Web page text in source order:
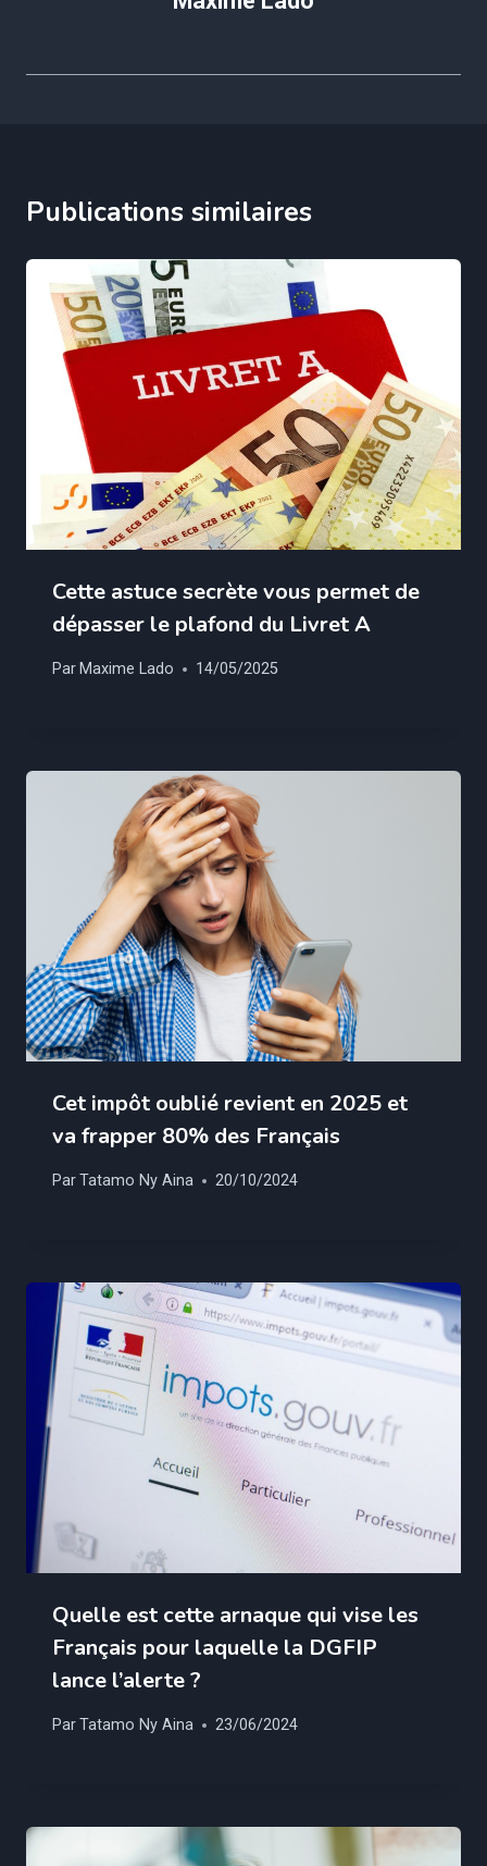
Publications similaires
Cette astuce secrète vous permet de
dépasser le plafond du Livret A
Par Maxime Lado 14/05/2025
Cet impôt oublié revient en 2025 et
va frapper 80% des Français
ParTatamo Ny Aina 20/10/2024
Quelle est cette arnaque qui vise les
Français pour laquelle la DGFIP
lance l’alerte ?
ParTatamo Ny Aina 23/06/2024